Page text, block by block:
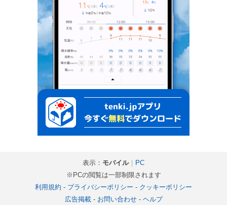
表示： モバイル｜ PC
※PCの閲覧は一部制限されます
利用規約 - プライバシーポリシー - クッキーポリシー
広告掲載- お問い合わせ- ヘルプ